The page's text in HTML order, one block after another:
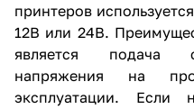
принтеров
12В или 24В.
является подача
напряжения на
эксплуатации. Если